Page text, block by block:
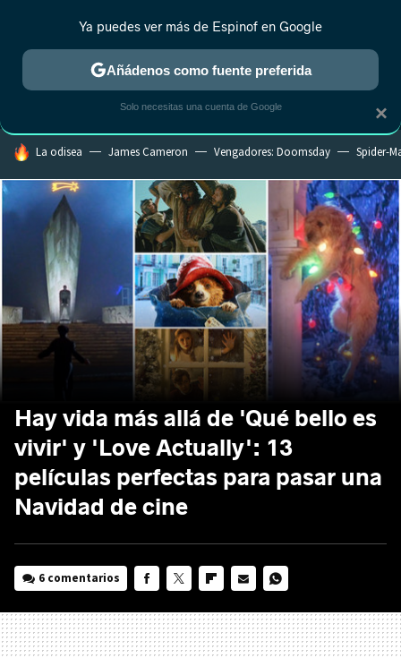
MENÚ NUEVO
ESTRENOS REALITY ANIME RANKINGS CINE
HOY SE HABLA DE
La odisea James Cameron Vengadores: Doomsday Spider-
Hay vida más allá de 'Qué bello es
vivir' y 'Love Actually': 13
películas perfectas para pasar una
Navidad de cine
6 comentarios
MAIL
×
Ya puedes ver más de Espinof en Google
Añádenos como fuente preferida
Solo necesitas una cuenta de Google